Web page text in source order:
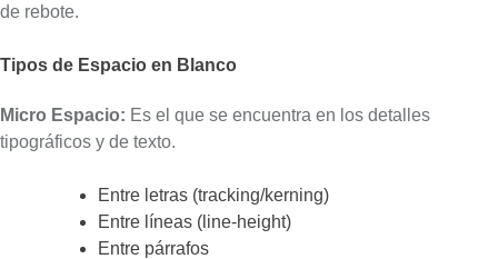
de rebote.
Tipos de Espacio en Blanco
Micro Espacio: Es el que se encuentra en los detalles
tipográficos y de texto.
Entre letras (tracking/kerning)
Entre líneas (line-height)
Entre párrafos